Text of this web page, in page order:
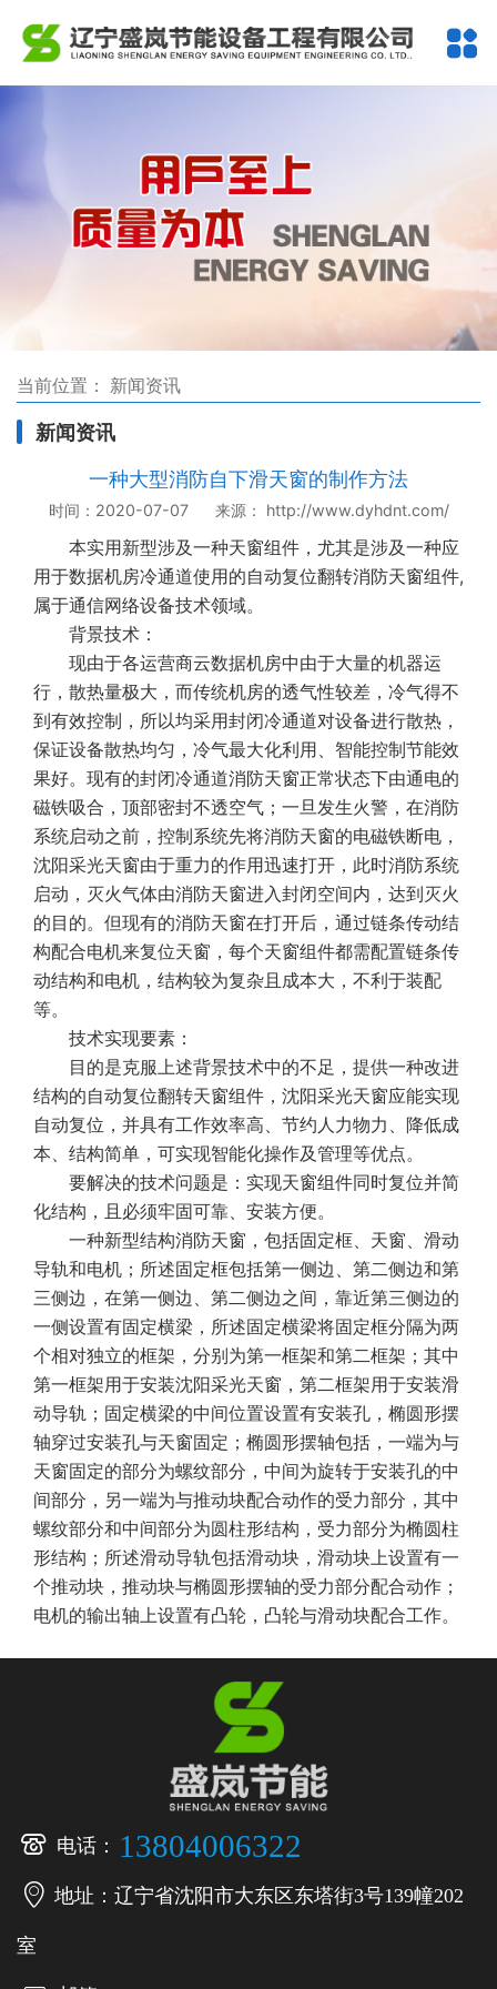
当前位置： 新闻资讯
新闻资讯
一种大型消防自下滑天窗的制作方法
时间：2020-07-07 来源： http://www.dyhdnt.com/
本实用新型涉及一种天窗组件，尤其是涉及一种应
用于数据机房冷通道使用的自动复位翻转消防天窗组件,
属于通信网络设备技术领域。
背景技术：
现由于各运营商云数据机房中由于大量的机器运
行，散热量极大，而传统机房的透气性较差，冷气得不
到有效控制，所以均采用封闭冷通道对设备进行散热，
保证设备散热均匀，冷气最大化利用、智能控制节能效
果好。现有的封闭冷通道消防天窗正常状态下由通电的
磁铁吸合，顶部密封不透空气；一旦发生火警，在消防
系统启动之前，控制系统先将消防天窗的电磁铁断电，
沈阳采光天窗由于重力的作用迅速打开，此时消防系统
启动，灭火气体由消防天窗进入封闭空间内，达到灭火
的目的。但现有的消防天窗在打开后，通过链条传动结
构配合电机来复位天窗，每个天窗组件都需配置链条传
动结构和电机，结构较为复杂且成本大，不利于装配
等。
技术实现要素：
目的是克服上述背景技术中的不足，提供一种改进
结构的自动复位翻转天窗组件，沈阳采光天窗应能实现
自动复位，并具有工作效率高、节约人力物力、降低成
本、结构简单，可实现智能化操作及管理等优点。
要解决的技术问题是：实现天窗组件同时复位并简
化结构，且必须牢固可靠、安装方便。
一种新型结构消防天窗，包括固定框、天窗、滑动
导轨和电机；所述固定框包括第一侧边、第二侧边和第
三侧边，在第一侧边、第二侧边之间，靠近第三侧边的
一侧设置有固定横梁，所述固定横梁将固定框分隔为两
个相对独立的框架，分别为第一框架和第二框架；其中
第一框架用于安装沈阳采光天窗，第二框架用于安装滑
动导轨；固定横梁的中间位置设置有安装孔，椭圆形摆
轴穿过安装孔与天窗固定；椭圆形摆轴包括，一端为与
天窗固定的部分为螺纹部分，中间为旋转于安装孔的中
间部分，另一端为与推动块配合动作的受力部分，其中
螺纹部分和中间部分为圆柱形结构，受力部分为椭圆柱
形结构；所述滑动导轨包括滑动块，滑动块上设置有一
个推动块，推动块与椭圆形摆轴的受力部分配合动作；
电机的输出轴上设置有凸轮，凸轮与滑动块配合工作。
 电话： 13804006322
 地址：辽宁省沈阳市大东区东塔街3号139幢202
室